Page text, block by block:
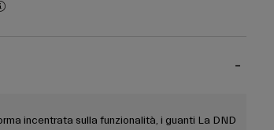
incentrata sulla funzionalità, i guanti La DND